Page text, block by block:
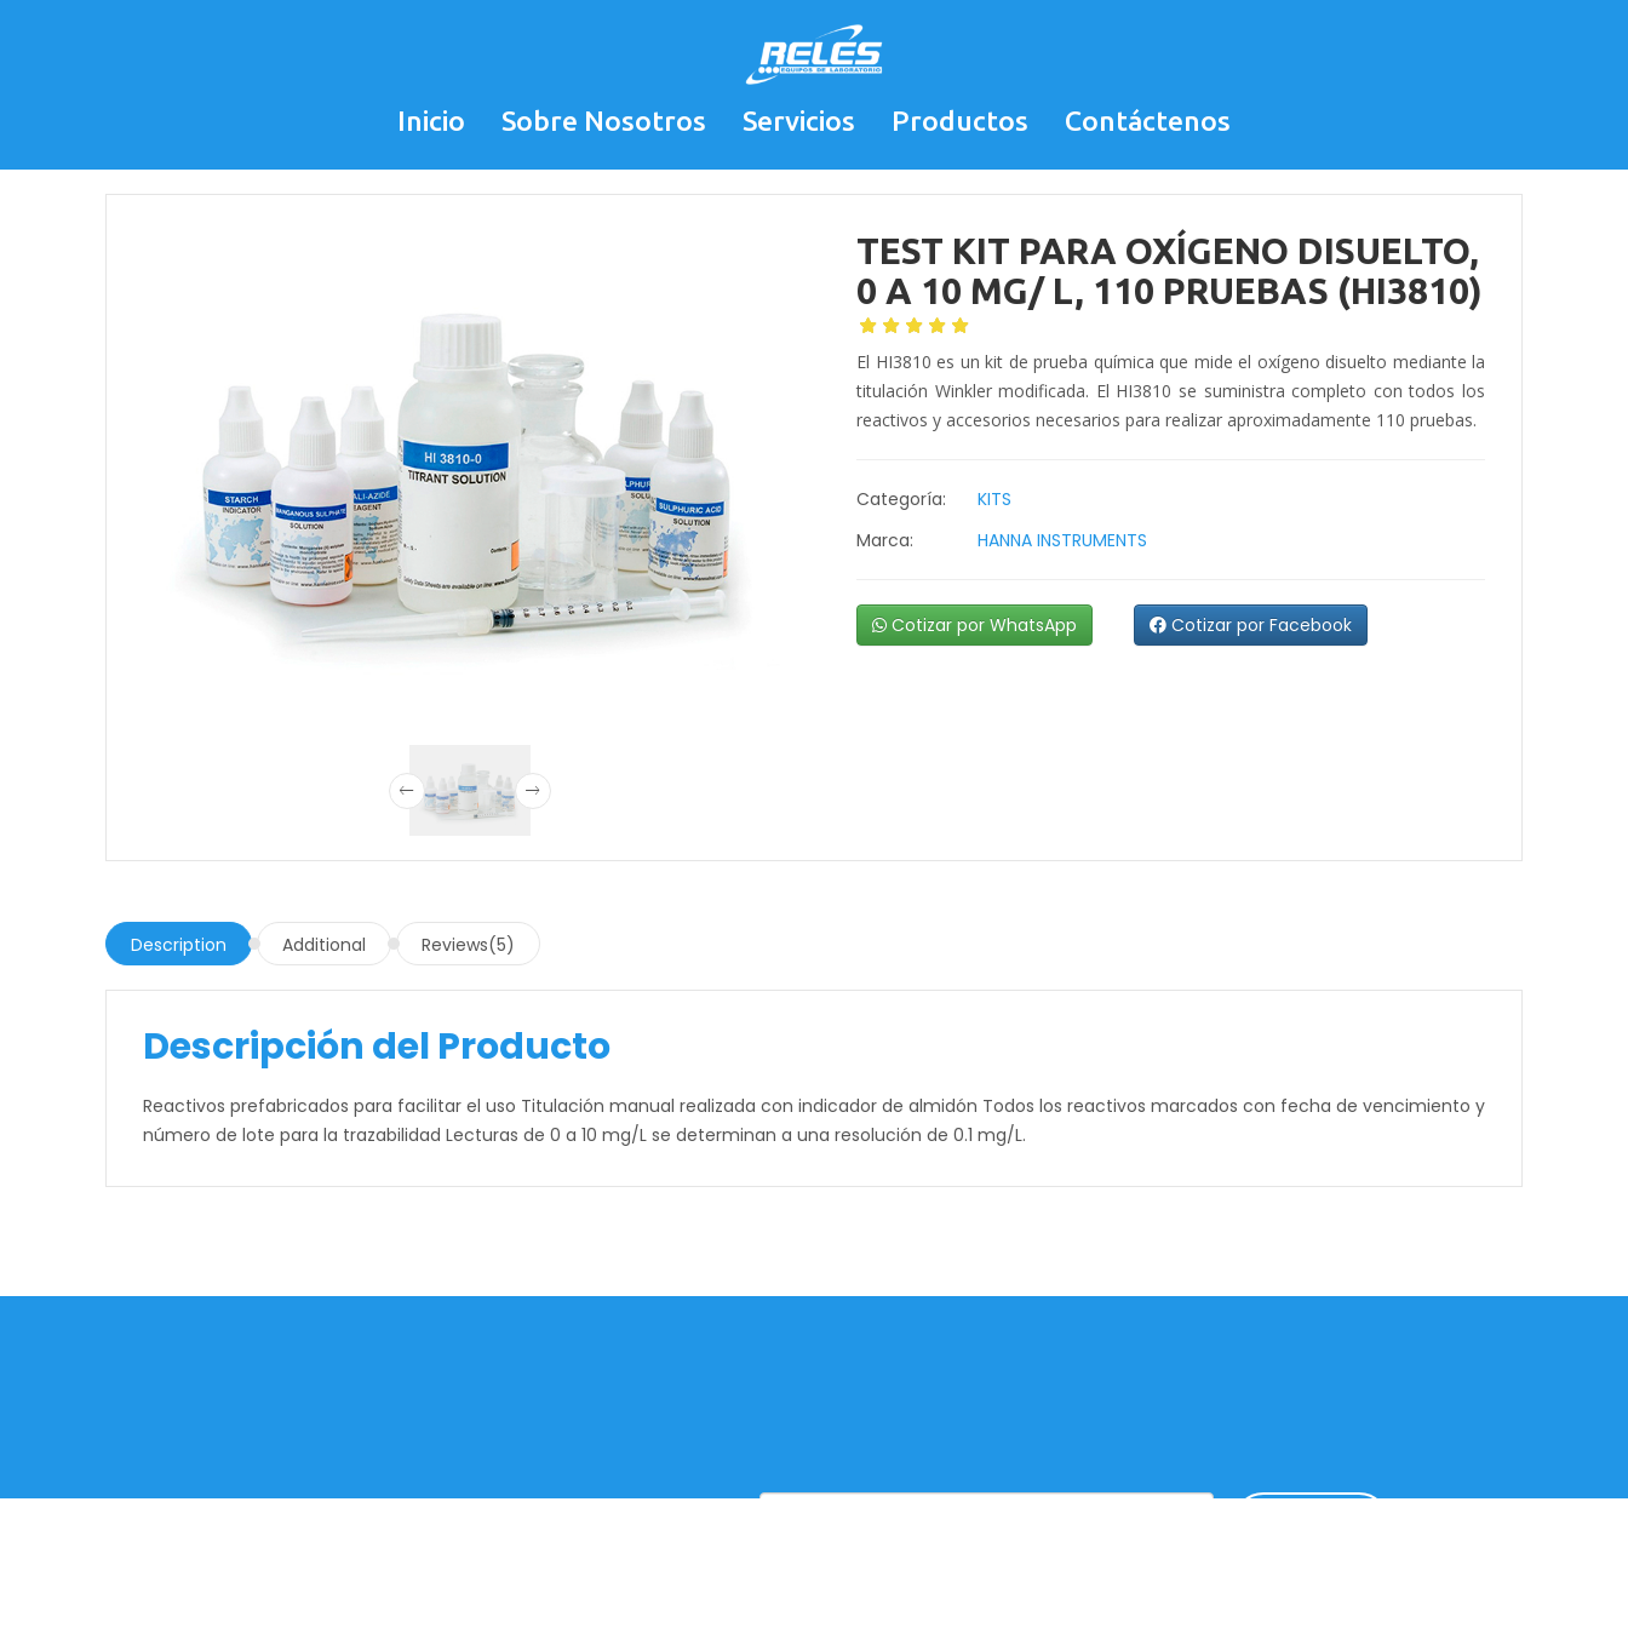
Inicio Sobre Nosotros Servicios Productos Contáctenos
TEST KIT PARA OXÍGENO DISUELTO,
0 A 10 MG/ L, 110 PRUEBAS (HI3810)
El HI3810 es un kit de prueba química que mide el oxígeno disuelto mediante la
titulación Winkler modificada. El HI3810 se suministra completo con todos los
reactivos y accesorios necesarios para realizar aproximadamente 110 pruebas.
Categoría:
KITS
Marca:
HANNA INSTRUMENTS
Cotizar por WhatsApp Cotizar por Facebook
Description Additional Reviews(5)
Descripción del Producto
Reactivos prefabricados para facilitar el uso Titulación manual realizada con indicador de almidón Todos los reactivos marcados con fecha de vencimiento y
número de lote para la trazabilidad Lecturas de 0 a 10 mg/L se determinan a una resolución de 0.1 mg/L.